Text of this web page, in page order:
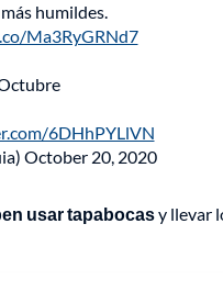
humildes.
Ma3RyGRNd7
6DHhPYLlVN
October 20, 2020
usar tapabocasy llevar